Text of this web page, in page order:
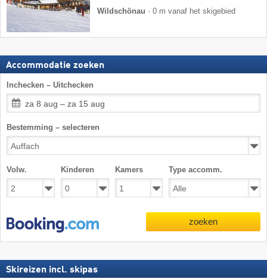
Wildschönau · 0 m vanaf het skigebied
Accommodatie zoeken
Inchecken – Uitchecken
za 8 aug – za 15 aug
Bestemming – selecteren
Volw. Kinderen Kamers Type accomm.
zoeken
Skireizen incl. skipas